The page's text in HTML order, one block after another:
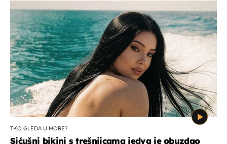
TKO GLEDA U MORE?
Sićušni bikini s trešnjicama jedva je obuzdao